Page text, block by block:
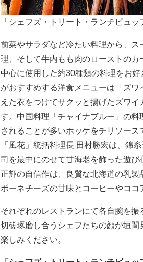
「シェフズ・トリート・ランチビュ
前菜やサラダなど冷たい料理から、
理、そして牛内もも肉のローストの
中心に使用した約30種類の料理をお
がおすすめする洋食メニューは「ズ
えた衣をつけてサクッと揚げたズワ
す。中国料理「チャイナブルー」の
されることが多いホッケをチリソー
「風花」統括料理長 田村勝宏は、錦
司を最中にのせて甘海老を飾った遊
正輝の自信作は、良質な北海道の乳
ポーネチーズの甘味とコーヒーやココ
それぞれのレストランにて各自腕を振
切磋琢磨し合うシェフたちの顔が垣
楽しみください。